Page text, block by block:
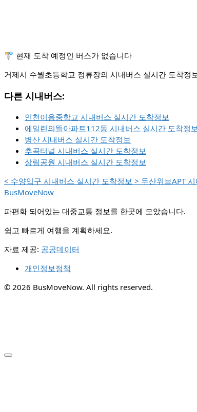
🚏 현재 도착 예정인 버스가 없습니다
거제시 수월초등학교 정류장의 시내버스 실시간 도착
다른 시내버스:
인천이음중학교 시내버스 실시간 도착정보
에일린의뜰아파트112동 시내버스 실시간 도착정
병산 시내버스 실시간 도착정보
추곡터널 시내버스 실시간 도착정보
상림공원 시내버스 실시간 도착정보
< 수양입구 시내버스 실시간 도착정보 > 두산위브APT
BusMoveNow
파편화 되어있는 대중교통 정보를 한곳에 모았습니다.
쉽고 빠르게 여행을 계획하세요.
자료 제공: 공공데이터
개인정보정책
© 2026 BusMoveNow. All rights reserved.
✕